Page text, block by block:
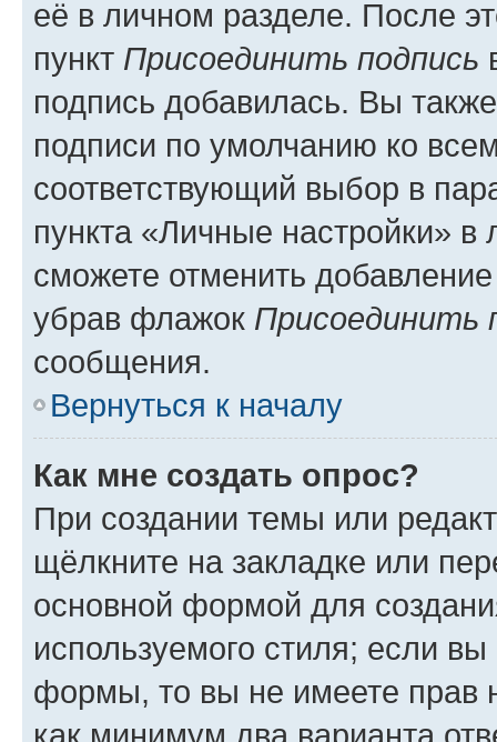
её в личном разделе. После
пункт Присоединить подпись
подпись добавилась. Вы
подписи по умолчанию ко
соответствующий выбор в
пункта «Личные настройки»
сможете отменить
убрав флажок Присоединить
сообщения.
Вернуться к началу
Как мне создать опрос?
При создании темы или
щёлкните на закладке или
основной формой для
используемого стиля; если
формы, то вы не имеете прав
как минимум два варианта